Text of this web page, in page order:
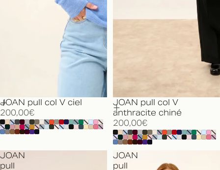
JOAN pull col V ciel
200,00€
JOAN pull col V
anthracite chiné
200,00€
JOAN
pull
JOAN
pull